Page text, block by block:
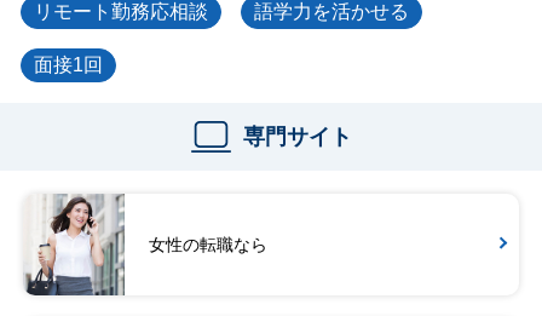
リモート勤務応相談 語学力を活かせる
面接1回
専門サイト
女性の転職なら